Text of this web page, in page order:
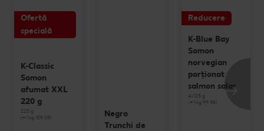
Ofertă
specială
K-Classic
Somon
afumat XXL
220 g
220 g
(=1 kg 109.05)
Negro
Trunchi de
Reducere
K-Blue Bay
Somon
norvegian
porționat
salmon salar
4x125 g
(=1 kg 99.98)